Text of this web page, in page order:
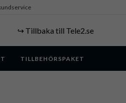
↪️ Tillbaka till Tele2.se
TILLBEHÖRSPAKET